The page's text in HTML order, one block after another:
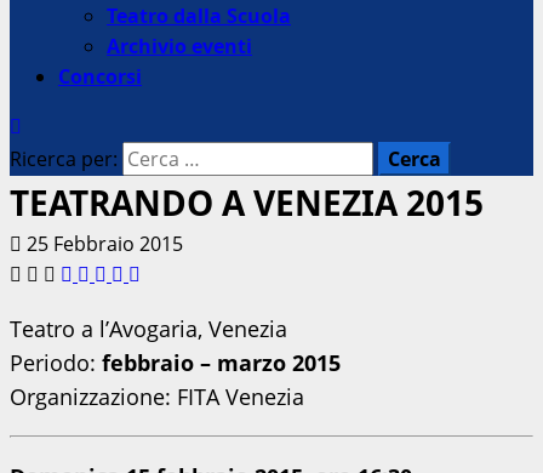
Teatro dalla Scuola
Archivio eventi
Concorsi
Ricerca per:
TEATRANDO A VENEZIA 2015
25 Febbraio 2015
Teatro a l’Avogaria, Venezia
Periodo: febbraio – marzo 2015
Organizzazione: FITA Venezia